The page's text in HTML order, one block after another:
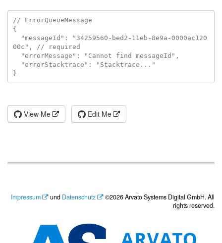
// ErrorQueueMessage
{
00c", // required
View Me Edit Me
Impressum und Datenschutz
©2026 Arvato Systems Digital GmbH. All
rights reserved.